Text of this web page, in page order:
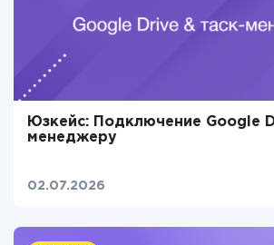
Юзкейс: Подключение Google
менеджеру
02.07.2026